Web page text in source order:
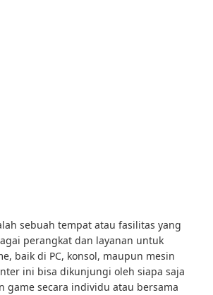
sebuah tempat atau fasilitas yang
perangkat dan layanan untuk
baik di PC, konsol, maupun mesin
ini bisa dikunjungi oleh siapa saja
game secara individu atau bersama